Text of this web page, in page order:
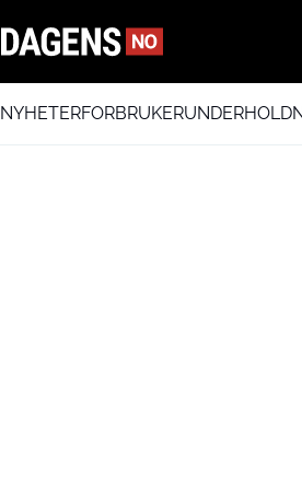
NYHETERFORBRUKER